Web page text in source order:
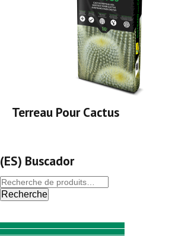
Terreau Pour Cactus
(ES) Buscador
Recherche